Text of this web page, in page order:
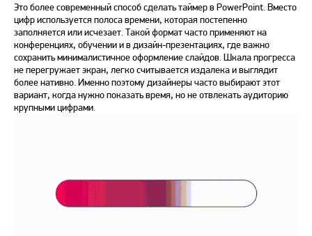
Это более современный способ сделать таймер в PowerPoint. Вместо
цифр используется полоса времени, которая постепенно
заполняется или исчезает. Такой формат часто применяют на
конференциях, обучении и в дизайн-презентациях, где важно
сохранить минималистичное оформление слайдов. Шкала прогресса
не перегружает экран, легко считывается издалека и выглядит
более нативно. Именно поэтому дизайнеры часто выбирают этот
вариант, когда нужно показать время, но не отвлекать аудиторию
крупными цифрами.